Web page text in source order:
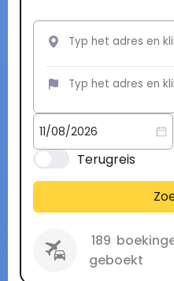
Terugreis
189
geboekt